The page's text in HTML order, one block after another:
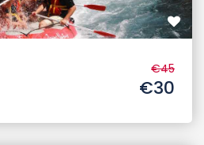
€45
€30